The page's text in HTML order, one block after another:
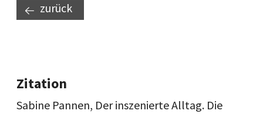
zurück
Zitation
Sabine Pannen, Der inszenierte Alltag. Die